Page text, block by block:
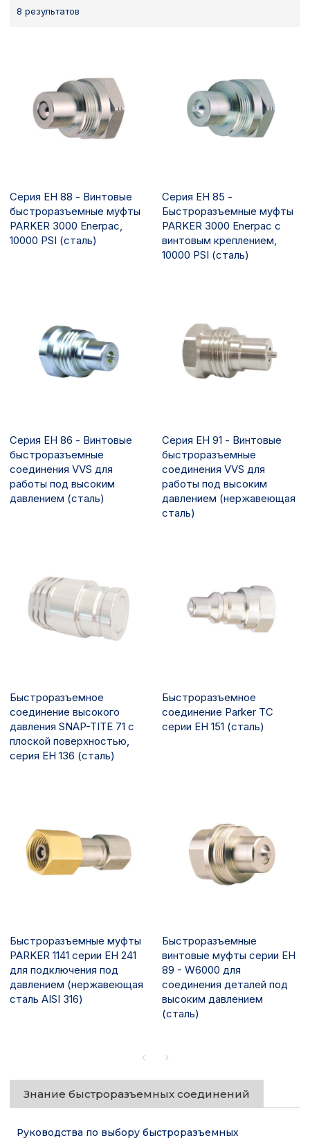
8 результатов
Серия EH 88 - Винтовые
быстроразъемные муфты
PARKER 3000 Enerpac,
10000 PSI (сталь)
Серия EH 85 -
Быстроразъемные муфты
PARKER 3000 Enerpac с
винтовым креплением,
10000 PSI (сталь)
Серия EH 86 - Винтовые
быстроразъемные
соединения VVS для
работы под высоким
давлением (сталь)
Серия EH 91 - Винтовые
быстроразъемные
соединения VVS для
работы под высоким
давлением (нержавеющая
сталь)
Быстроразъемное
соединение высокого
давления SNAP-TITE 71 с
плоской поверхностью,
серия EH 136 (сталь)
Быстроразъемное
соединение Parker TC
серии EH 151 (сталь)
Быстроразъемные муфты
PARKER 1141 серии EH 241
для подключения под
давлением (нержавеющая
сталь AISI 316)
Быстроразъемные
винтовые муфты серии EH
89 - W6000 для
соединения деталей под
высоким давлением
(сталь)
Знание быстроразъемных соединений
Руководства по выбору быстроразъемных